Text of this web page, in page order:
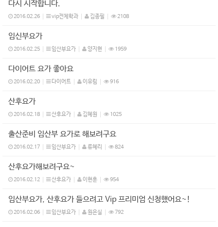
다시 시작합니다.
2016.02.26 vip전체학과 김종필 2108
임신부요가
2016.02.25 임산부요가 양지현 1959
다이어트 요가 좋아요
2016.02.20 다이어트 이유림 916
산후요가
2016.02.18 산후요가 김혜원 1025
출산준비 임산부 요가로 해보려구요
2016.02.17 임산부요가 류혜리 824
산후요가해보려구요~
2016.02.12 산후요가 이현훈 954
임산부요가, 산후요가 들으려고 Vip 프리미엄 신청했어요~!
2016.02.06 임산부요가 원은실 792